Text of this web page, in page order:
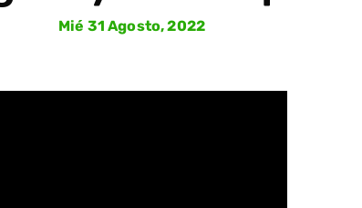
Mié 31 Agosto, 2022